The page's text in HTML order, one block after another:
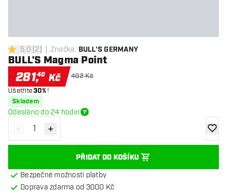
5 hodnoticí hvězdičky
5.0 [2] Značka: BULL'S GERMANY
BULL'S Magma Point
281,40 Kč 402 Kč
Ušetříte30% !
Skladem
Odesláno do 24 hodin
Snížit množství
- Zvýšit množství
+
PŘIDAT DO KOŠÍKU
Bezpečné možnosti platby
Doprava zdarma od 3000 Kč